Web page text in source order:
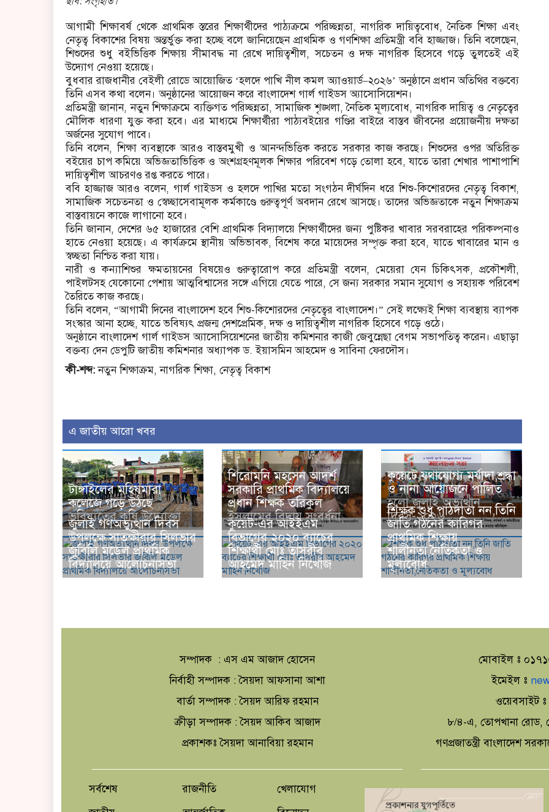
আগামী শিক্ষাবর্ষ থেকে প্রাথমিক স্তরের শিক্ষার্থীদের পাঠ্যক্রমে পরিচ্ছন্নতা, নাগরিক দায়িত্ববোধ, নৈতিক শিক্ষা এবং
নেতৃত্ব বিকাশের বিষয় অন্তর্ভুক্ত করা হচ্ছে বলে জানিয়েছেন প্রাথমিক ও গণশিক্ষা প্রতিমন্ত্রী ববি হাজ্জাজ। তিনি বলেছেন,
শিশুদের শুধু বইভিত্তিক শিক্ষায় সীমাবদ্ধ না রেখে দায়িত্বশীল, সচেতন ও দক্ষ নাগরিক হিসেবে গড়ে তুলতেই এই
উদ্যোগ নেওয়া হয়েছে।
বুধবার রাজধানীর বেইলী রোডে আয়োজিত ‘হলদে পাখি নীল কমল অ্যাওয়ার্ড–২০২৬’ অনুষ্ঠানে প্রধান অতিথির বক্তব্যে
তিনি এসব কথা বলেন। অনুষ্ঠানের আয়োজন করে বাংলাদেশ গার্ল গাইডস অ্যাসোসিয়েশন।
প্রতিমন্ত্রী জানান, নতুন শিক্ষাক্রমে ব্যক্তিগত পরিচ্ছন্নতা, সামাজিক শৃঙ্খলা, নৈতিক মূল্যবোধ, নাগরিক দায়িত্ব ও নেতৃত্বের
মৌলিক ধারণা যুক্ত করা হবে। এর মাধ্যমে শিক্ষার্থীরা পাঠ্যবইয়ের গণ্ডির বাইরে বাস্তব জীবনের প্রয়োজনীয় দক্ষতা
অর্জনের সুযোগ পাবে।
তিনি বলেন, শিক্ষা ব্যবস্থাকে আরও বাস্তবমুখী ও আনন্দভিত্তিক করতে সরকার কাজ করছে। শিশুদের ওপর অতিরিক্ত
বইয়ের চাপ কমিয়ে অভিজ্ঞতাভিত্তিক ও অংশগ্রহণমূলক শিক্ষার পরিবেশ গড়ে তোলা হবে, যাতে তারা শেখার পাশাপাশি
দায়িত্বশীল আচরণও রপ্ত করতে পারে।
ববি হাজ্জাজ আরও বলেন, গার্ল গাইডস ও হলদে পাখির মতো সংগঠন দীর্ঘদিন ধরে শিশু-কিশোরদের নেতৃত্ব বিকাশ,
সামাজিক সচেতনতা ও স্বেচ্ছাসেবামূলক কর্মকাণ্ডে গুরুত্বপূর্ণ অবদান রেখে আসছে। তাদের অভিজ্ঞতাকে নতুন শিক্ষাক্রম
বাস্তবায়নে কাজে লাগানো হবে।
তিনি জানান, দেশের ৬৫ হাজারের বেশি প্রাথমিক বিদ্যালয়ে শিক্ষার্থীদের জন্য পুষ্টিকর খাবার সরবরাহের পরিকল্পনাও
হাতে নেওয়া হয়েছে। এ কার্যক্রমে স্থানীয় অভিভাবক, বিশেষ করে মায়েদের সম্পৃক্ত করা হবে, যাতে খাবারের মান ও
স্বচ্ছতা নিশ্চিত করা যায়।
নারী ও কন্যাশিশুর ক্ষমতায়নের বিষয়েও গুরুত্বারোপ করে প্রতিমন্ত্রী বলেন, মেয়েরা যেন চিকিৎসক, প্রকৌশলী,
পাইলটসহ যেকোনো পেশায় আত্মবিশ্বাসের সঙ্গে এগিয়ে যেতে পারে, সে জন্য সরকার সমান সুযোগ ও সহায়ক পরিবেশ
তৈরিতে কাজ করছে।
তিনি বলেন, “আগামী দিনের বাংলাদেশ হবে শিশু-কিশোরদের নেতৃত্বের বাংলাদেশ।” সেই লক্ষ্যেই শিক্ষা ব্যবস্থায় ব্যাপক
সংস্কার আনা হচ্ছে, যাতে ভবিষ্যৎ প্রজন্ম দেশপ্রেমিক, দক্ষ ও দায়িত্বশীল নাগরিক হিসেবে গড়ে ওঠে।
অনুষ্ঠানে বাংলাদেশ গার্ল গাইডস অ্যাসোসিয়েশনের জাতীয় কমিশনার কাজী জেবুন্নেছা বেগম সভাপতিত্ব করেন। এছাড়া
বক্তব্য দেন ডেপুটি জাতীয় কমিশনার অধ্যাপক ড. ইয়াসমিন আহমেদ ও সাবিনা ফেরদৌস।
কী-শব্দ:নতুন শিক্ষাক্রম, নাগরিক শিক্ষা, নেতৃত্ব বিকাশ
এ জাতীয় আরো খবর
টাঙ্গাইলের মহিষমারা
কলেজে গড়ে উঠছে
ভবিষ্যতের কৃষি উদ্যোক্তা
শিরোমনি মহসেন আদর্শ
সরকারি প্রাথমিক বিদ্যালয়ে
প্রধান শিক্ষক তরিকুল
ইসলামের বিদায় সংবর্ধনা
কুয়েটে যথাযোগ্য মর্যাদা,শ্রদ্ধা
ও নানা আয়োজনে পালিত
হলো জুলাই অভ্যুত্থান
দিবস-২০২৬
জুলাই গণঅভ্যু্ত্থান দিবস
উপলক্ষে সাতক্ষীরার সিলভার
জুবিলি মডেল প্রাথমিক
বিদ্যালয়ে আলোচনাসভা
কুয়েট-এর আইইএম
বিভাগের ২০২০ ব্যাচের
শিক্ষার্থী মোঃ তাসরীব
আহমেদ মাহিন নিখোঁজ
শিক্ষক শুধু পাঠদাতা নন,তিনি
জাতি গঠনের কারিগর
প্রাথমিক শিক্ষায়
শালীনতা,নৈতিকতা ও
মূল্যবোধ
সম্পাদক : এস এম আজাদ হোসেন
নির্বাহী সম্পাদক : সৈয়দা আফসানা আশা
বার্তা সম্পাদক : সৈয়দ আরিফ রহমান
ক্রীড়া সম্পাদক : সৈয়দ আকিব আজাদ
প্রকাশকঃ সৈয়দা আনাবিয়া রহমান
মোবাইল ঃ
ইমেইল ঃ
ওয়েবসাইট ঃ
৮/৪-এ, তোপখানা রোড,
গণপ্রজাতন্ত্রী বাংলাদেশ
সর্বশেষ
রাজনীতি
খেলাযোগ